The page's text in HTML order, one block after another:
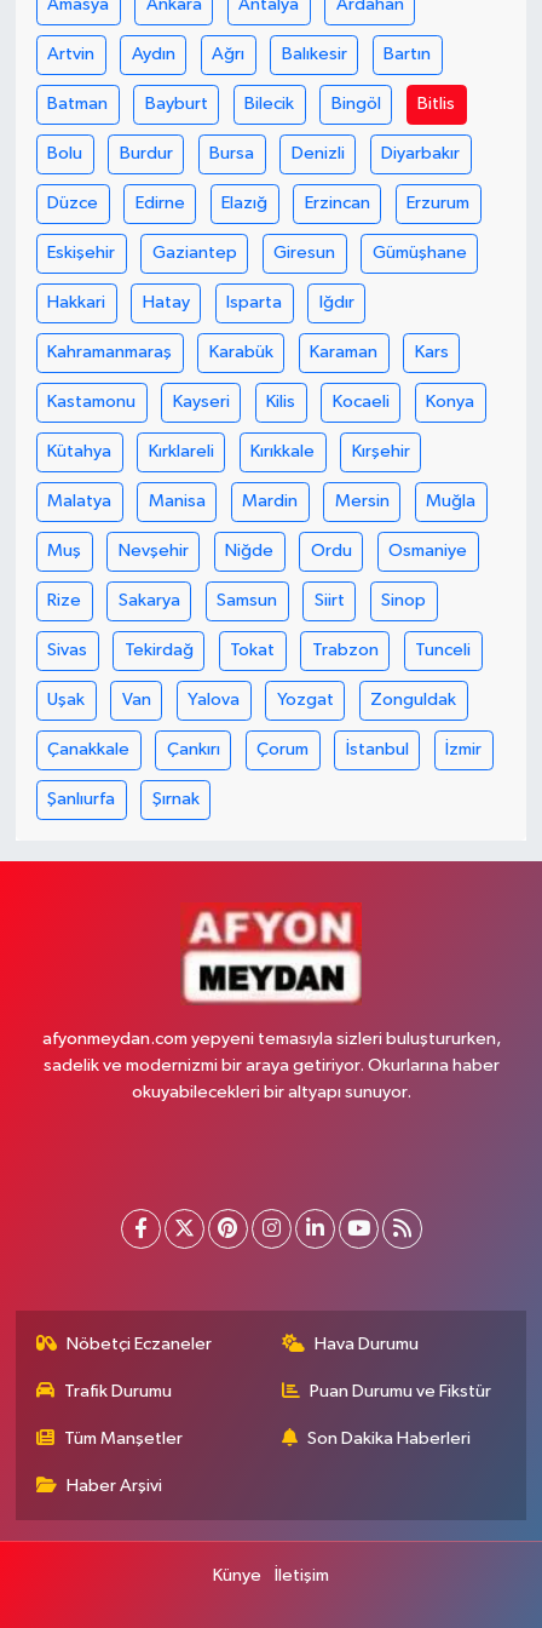
Amasya Ankara Antalya Ardahan
Artvin Aydın Ağrı Balıkesir Bartın
Batman Bayburt Bilecik Bingöl Bitlis
Bolu Burdur Bursa Denizli Diyarbakır
Düzce Edirne Elazığ Erzincan Erzurum
Eskişehir Gaziantep Giresun Gümüşhane
Hakkari Hatay Isparta Iğdır
Kahramanmaraş Karabük Karaman Kars
Kastamonu Kayseri Kilis Kocaeli Konya
Kütahya Kırklareli Kırıkkale Kırşehir
Malatya Manisa Mardin Mersin Muğla
Muş Nevşehir Niğde Ordu Osmaniye
Rize Sakarya Samsun Siirt Sinop
Sivas Tekirdağ Tokat Trabzon Tunceli
Uşak Van Yalova Yozgat Zonguldak
Çanakkale Çankırı Çorum İstanbul İzmir
Şanlıurfa Şırnak
afyonmeydan.com yepyeni temasıyla sizleri buluştururken,
sadelik ve modernizmi bir araya getiriyor. Okurlarına haber
okuyabilecekleri bir altyapı sunuyor.
Nöbetçi Eczaneler Hava Durumu
Trafik Durumu Puan Durumu ve Fikstür
Tüm Manşetler Son Dakika Haberleri
Haber Arşivi
Künye İletişim